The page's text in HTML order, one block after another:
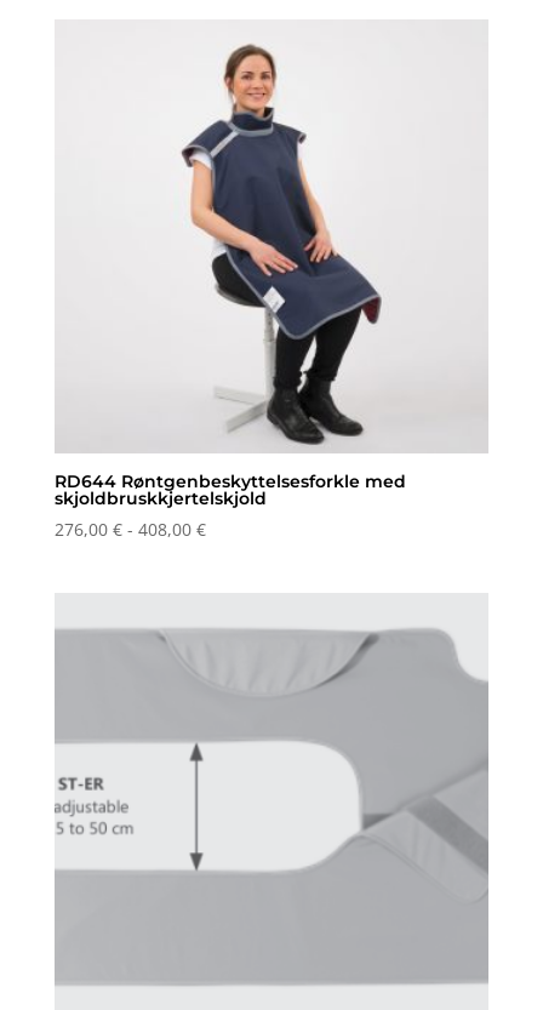
med
360,00 €
RD644 Røntgenbeskyttelsesforkle med
skjoldbruskkjertelskjold
276,00 € - 408,00 €Prisområde: